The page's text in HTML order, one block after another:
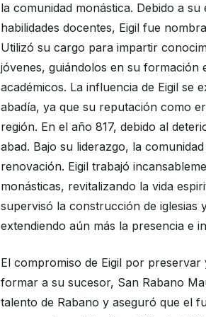
la comunidad monástica. Debido a
habilidades docentes, Eigil fue
Utilizó su cargo para impartir
jóvenes, guiándolos en su formación
académicos. La influencia de Eigil se
abadía, ya que su reputación como
región. En el año 817, debido al
abad. Bajo su liderazgo, la
renovación. Eigil trabajó
monásticas, revitalizando la vida
supervisó la construcción de iglesias
extendiendo aún más la presencia e
El compromiso de Eigil por
formar a su sucesor, San Rabano
talento de Rabano y aseguró que el